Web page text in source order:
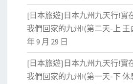
[日本旅遊]日本九州九天行!實
我們回家的九州!(第二天-上 王
年 9 月 29 日
[日本旅遊]日本九州九天行!實
我們回家的九州!(第一天-下 休